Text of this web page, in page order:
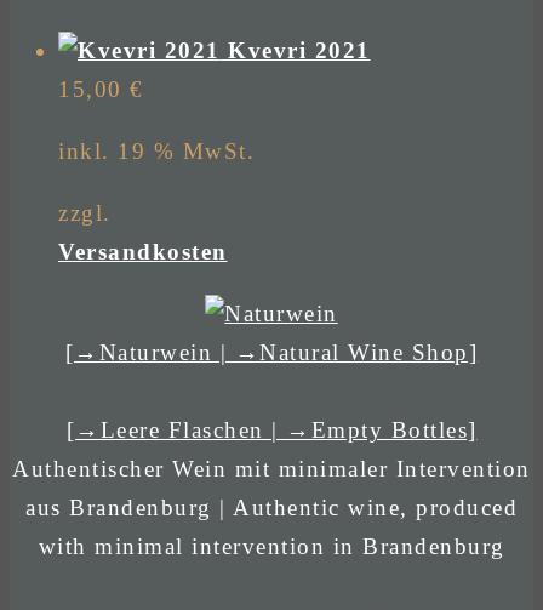
Kvevri 2021
15,00 €
inkl. 19 % MwSt.
zzgl.
Versandkosten
[→Naturwein | →Natural Wine Shop]
[→Leere Flaschen | →Empty Bottles]
Authentischer Wein mit minimaler Intervention
aus Brandenburg | Authentic wine, produced
with minimal intervention in Brandenburg